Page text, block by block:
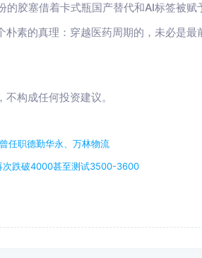
胶塞借着卡式瓶国产替代和AI标签被赋
素的真理：穿越医药周期的，未必是最
构成任何投资建议。
任职德勤华永、万林物流
次跌破4000甚至测试3500-3600